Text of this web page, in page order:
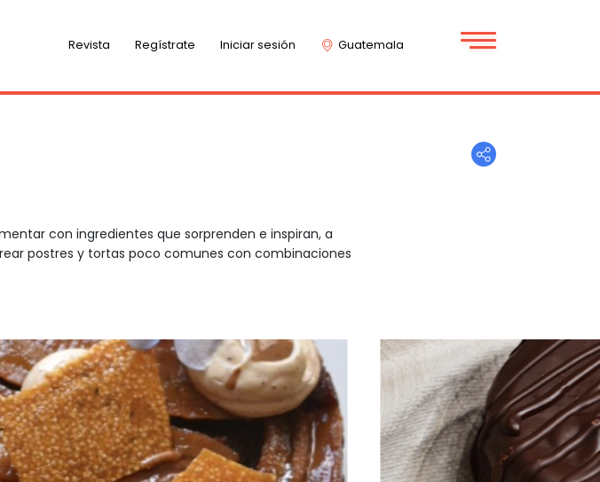
Revista Regístrate Iniciar sesión Guatemala
con ingredientes que sorprenden e inspiran, a
postres y tortas poco comunes con combinaciones